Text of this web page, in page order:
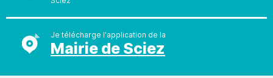
Je télécharge l'application de la
Mairie de Sciez